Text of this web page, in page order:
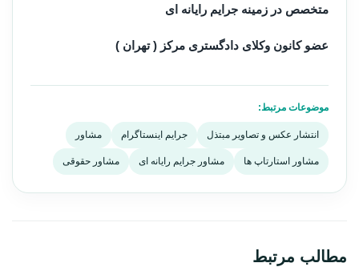
متخصص در زمینه جرایم رایانه ای
عضو کانون وکلای دادگستری مرکز ( تهران )
موضوعات مرتبط:
انتشار عکس و تصاویر مبتذل جرایم اینستاگرام مشاور
مشاور استارتاپ ها مشاور جرایم رایانه ای مشاور حقوقی
مطالب مرتبط